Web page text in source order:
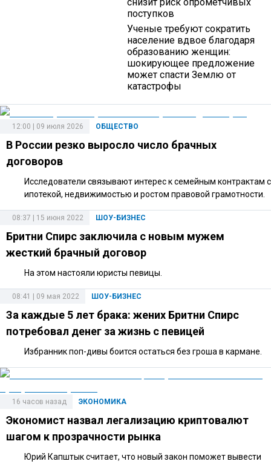
поступков
Ученые требуют сократить
население вдвое благодаря
образованию женщин:
шокирующее предложение
может спасти Землю от
катастрофы
ОБЩЕСТВО
12:00 | 09 июля 2026
В России резко выросло число брачных
договоров
Исследователи связывают интерес к семейным контрактам с
ипотекой, недвижимостью и ростом правовой грамотности.
ШОУ-БИЗНЕС
08:37 | 15 июня 2022
Бритни Спирс заключила с новым мужем
жесткий брачный договор
На этом настояли юристы певицы.
ШОУ-БИЗНЕС
08:41 | 09 мая 2022
За каждые 5 лет брака: жених Бритни Спирс
потребовал денег за жизнь с певицей
Избранник поп-дивы боится остаться без гроша в кармане.
ЭКОНОМИКА
16 часов назад
Экономист назвал легализацию криптовалют
шагом к прозрачности рынка
Юрий Капштык считает, что новый закон поможет вывести